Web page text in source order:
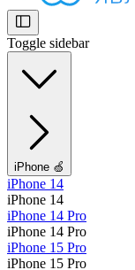
Toggle sidebar
iPhone 🍏
iPhone 14
iPhone 14
iPhone 14 Pro
iPhone 14 Pro
iPhone 15 Pro
iPhone 15 Pro